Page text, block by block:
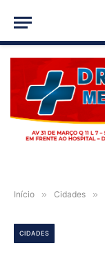
Início » Cidades »
CIDADES